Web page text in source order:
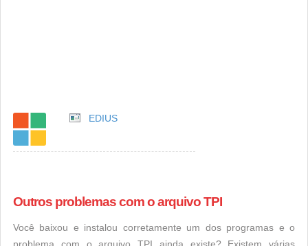
EDIUS
Outros problemas com o arquivo TPI
Você baixou e instalou corretamente um dos programas e o